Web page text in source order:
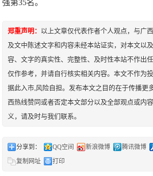
强第35名。
郑重声明：
以上文章仅代表作者个人观点，与广
及文中陈述文字和内容未经本站证实，对本文以
容、文字的真实性、完整性、及时性本站不作出
仅作参考，并请自行核实相关内容。本文不作为
据此入市,风险自担。发布本文之目的在于传播更
西热线赞同或者否定本文部分以及全部观点或内
义，请及时与我们联系。
分享到： QQ空间 新浪微博 腾讯微博
复制网址
打印